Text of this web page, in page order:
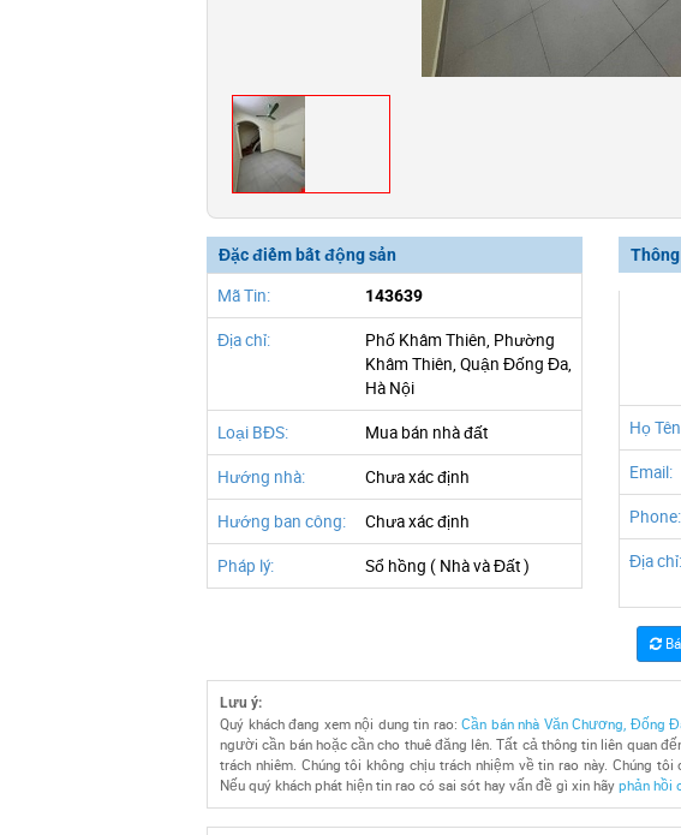
Đặc điểm bất động sản
Mã Tin: 143639
Địa chỉ:
Phố Khâm Thiên, Phường
Khâm Thiên, Quận Đống Đa,
Hà Nội
Loại BĐS: Mua bán nhà đất
Hướng nhà: Chưa xác định
Hướng ban công: Chưa xác định
Pháp lý: Sổ hồng ( Nhà và Đất )
Họ
Email:
Phone:
Địa chỉ:
Lưu ý:
Quý khách đang xem nội dung tin rao:Cần bán nhà Văn Chương, Đống
người cần bán hoặc cần cho thuê đăng lên. Tất cả thông tin liên quan
trách nhiêm. Chúng tôi không chịu trách nhiệm về tin rao này. Chúng
Nếu quý khách phát hiện tin rao có sai sót hay vấn đề gì xin hãy phản hồi